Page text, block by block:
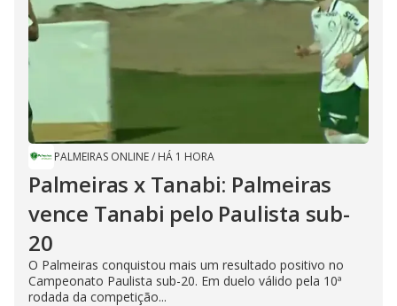
PALMEIRAS ONLINE/ HÁ 1 HORA
Palmeiras x Tanabi: Palmeiras
vence Tanabi pelo Paulista sub-
20
O Palmeiras conquistou mais um resultado positivo no
Campeonato Paulista sub-20. Em duelo válido pela 10ª
rodada da competição...